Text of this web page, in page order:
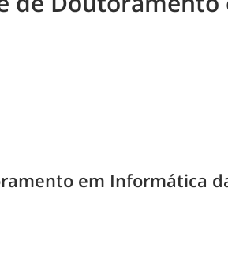
em Informática